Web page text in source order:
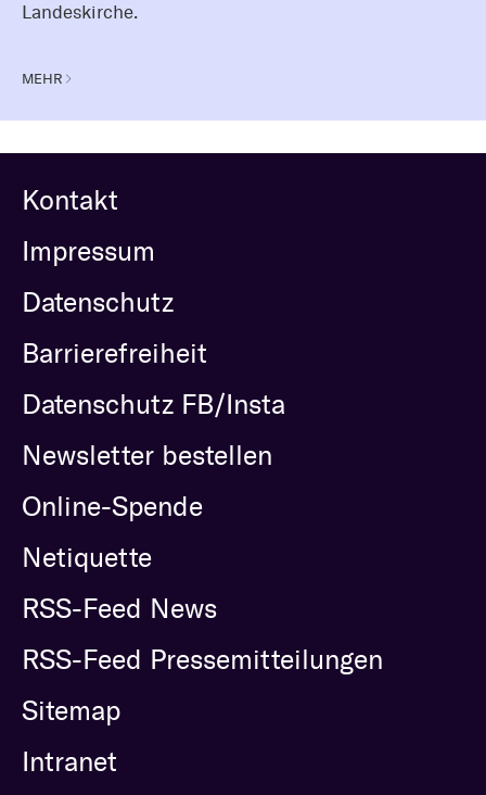
Landeskirche.
MEHR
Kontakt
Impressum
Datenschutz
Barrierefreiheit
Datenschutz FB/Insta
Newsletter bestellen
Online-Spende
Netiquette
RSS-Feed News
RSS-Feed Pressemitteilungen
Sitemap
Intranet